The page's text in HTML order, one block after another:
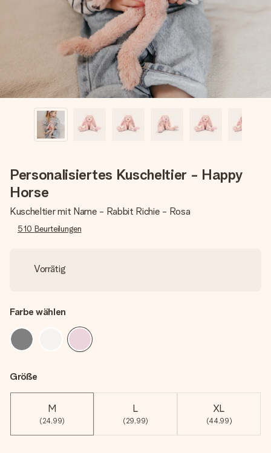
Montag - Freitag : 8:30 - 17:00 Uhr
Samstag - Sonntag : 8:30 - 13:00 Uhr
Personalisiertes Kuscheltier - Happy
Horse
Kuscheltier mit Name - Rabbit Richie - Rosa
510 Beurteilungen
Vorrätig
Farbe wählen
Größe
M
(24,99)
L
(29,99)
XL
(44,99)